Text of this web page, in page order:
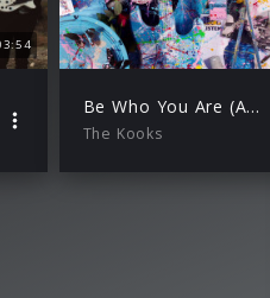
Be Who You Are (Audio Video)
The Kooks